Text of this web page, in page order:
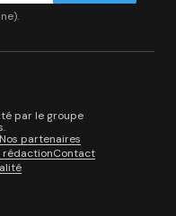
par le groupe
Nos partenaires
rédactionContact